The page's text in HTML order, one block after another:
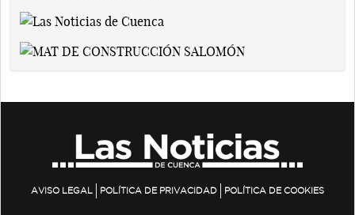
AVISO LEGAL POLÍTICA DE PRIVACIDAD POLÍTICA DE COOKIES